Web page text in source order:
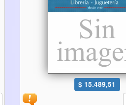
$ 15.489,51